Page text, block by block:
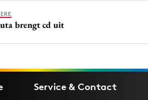
brengt cd uit
Service & Contact